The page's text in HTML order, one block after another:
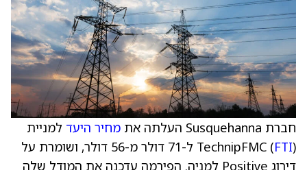
חברת Susquehanna העלתה את מחיר היעד למניית
TechnipFMC (FTI
) ל-71 דולר מ-56 דולר, ושומרת על
דירוג Positive למניה. הפירמה עדכנה את המודל שלה